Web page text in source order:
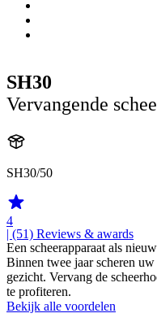
SH30
Vervangende
SH30/50
4
| (51) Reviews & awards
Een scheerapparaat als nieuw
Binnen twee jaar scheren
gezicht. Vervang de
te profiteren.
Bekijk alle voordelen